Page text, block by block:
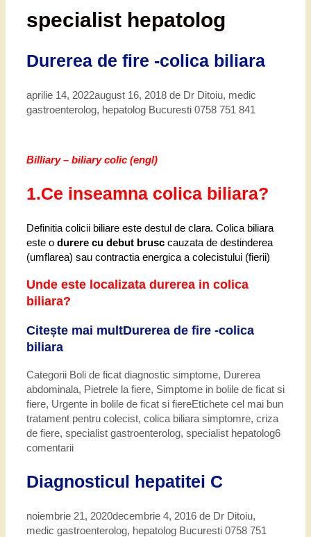
specialist hepatolog
Durerea de fire -colica biliara
aprilie 14, 2022august 16, 2018 de Dr Ditoiu, medic
gastroenterolog, hepatolog Bucuresti 0758 751 841
Billiary – biliary colic (engl)
1.Ce inseamna colica biliara?
Definitia colicii biliare este destul de clara. Colica biliara
este o durere cu debut brusc cauzata de destinderea
(umflarea) sau contractia energica a colecistului (fierii)
Unde este localizata durerea in colica
biliara?
Citește mai multDurerea de fire -colica
biliara
Categorii Boli de ficat diagnostic simptome, Durerea
abdominala, Pietrele la fiere, Simptome in bolile de ficat si
fiere, Urgente in bolile de ficat si fiereEtichete cel mai bun
tratament pentru colecist, colica biliara simptomre, criza
de fiere, specialist gastroenterolog, specialist hepatolog6
comentarii
Diagnosticul hepatitei C
noiembrie 21, 2020decembrie 4, 2016 de Dr Ditoiu,
medic gastroenterolog, hepatolog Bucuresti 0758 751